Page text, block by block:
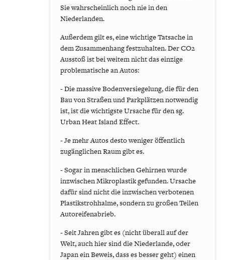
Sie wahrscheinlich noch nie in den
Niederlanden.
Außerdem gilt es, eine wichtige Tatsache in
dem Zusammenhang festzuhalten. Der CO2
Ausstoß ist bei weitem nicht das einzige
problematische an Autos:
- Die massive Bodenversiegelung, die für den
Bau von Straßen und Parkplätzen notwendig
ist, ist die wichtigste Ursache für den sg.
Urban Heat Island Effect.
- Je mehr Autos desto weniger öffentlich
zugänglichen Raum gibt es.
- Sogar in menschlichen Gehirnen wurde
inzwischen Mikroplastik gefunden. Ursache
dafür sind nicht die inzwischen verbotenen
Plastikstrohhalme, sondern zu großen Teilen
Autoreifenabrieb.
- Seit Jahren gibt es (nicht überall auf der
Welt, auch hier sind die Niederlande, oder
Japan ein Beweis, dass es besser geht) einen